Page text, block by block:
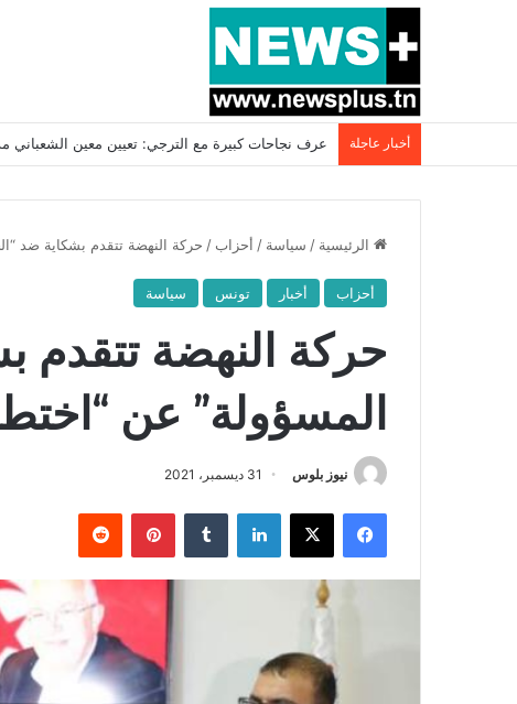
أخبار عاجلة بسبب المرزوقي وبتكليف من سعيّد: الخارجية تستدعي
الرئيسية / سياسة / أحزاب / حركة النهضة تتقدم بشكاية ضد
أحزاب أخبار تونس سياسة
حركة النهضة تتقدم
المسؤولة” عن
نيوز بلوس 31 ديسمبر، 2021
فيسبوك X لينكدإن بينتيريست